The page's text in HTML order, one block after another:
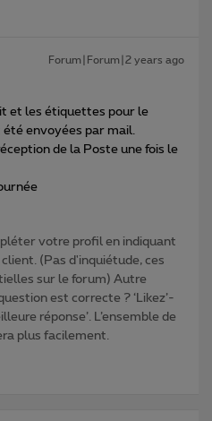
Forum|Forum|2 years ago
et les étiquettes pour le
été envoyées par mail.
de la Poste une fois le
votre profil en indiquant
(Pas d'inquiétude, ces
sur le forum) Autre
est correcte ? ‘Likez’-
réponse’. L’ensemble de
plus facilement.